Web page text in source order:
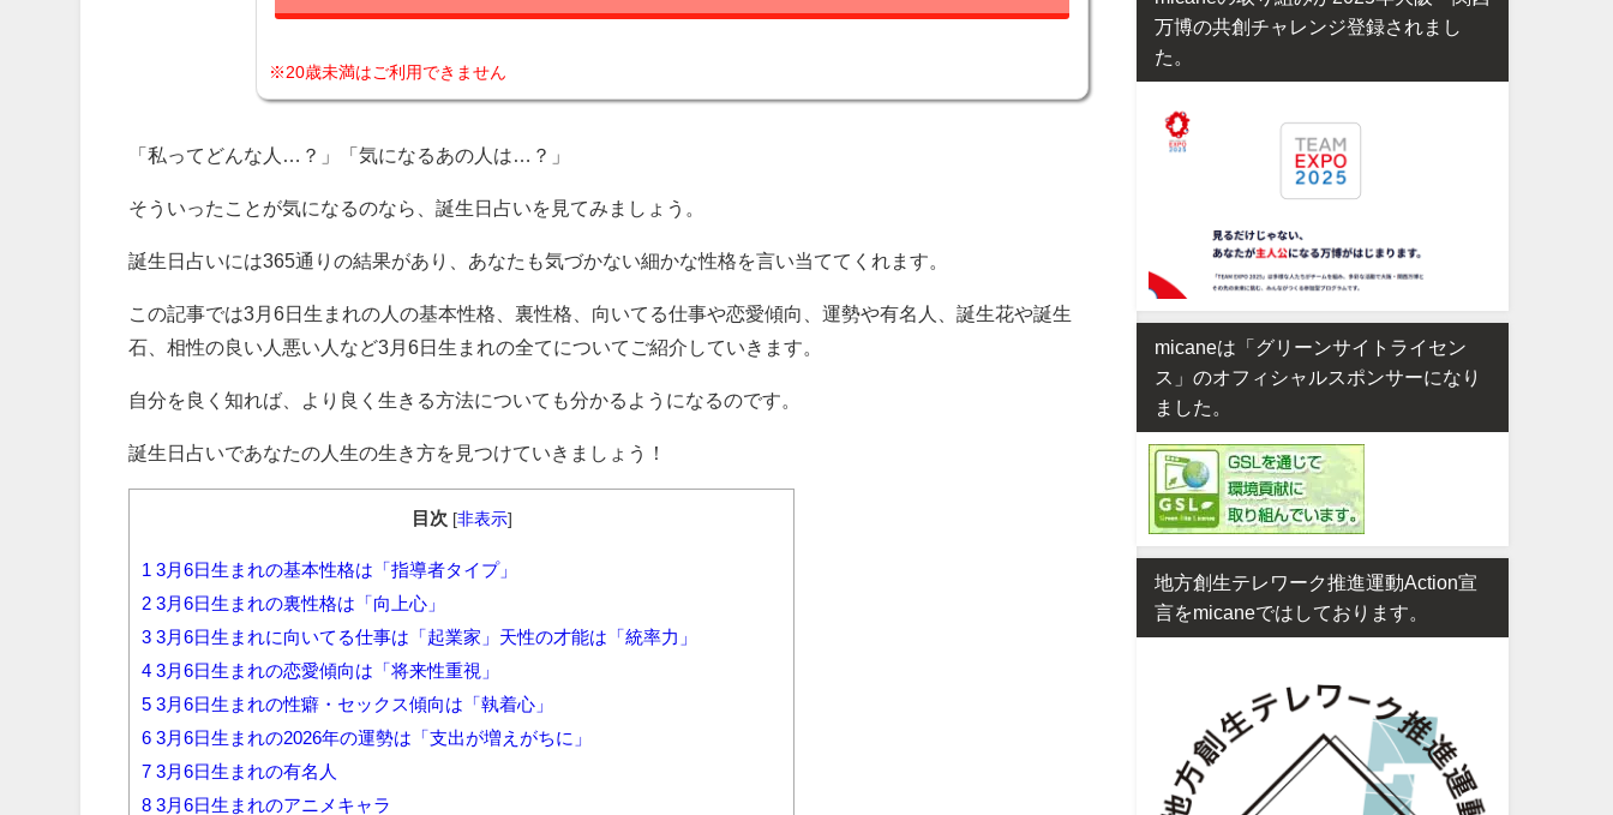
※20歳未満はご利用できません
「私ってどんな人…？」「気になるあの人は…？」
そういったことが気になるのなら、誕生日占いを見てみましょう。
誕生日占いには365通りの結果があり、あなたも気づかない細かな性格を言い当ててくれます。
この記事では3月6日生まれの人の基本性格、裏性格、向いてる仕事や恋愛傾向、運勢や有名人、誕生花や誕生
石、相性の良い人悪い人など3月6日生まれの全てについてご紹介していきます。
自分を良く知れば、より良く生きる方法についても分かるようになるのです。
誕生日占いであなたの人生の生き方を見つけていきましょう！
目次 [非表示]
1 3月6日生まれの基本性格は「指導者タイプ」
2 3月6日生まれの裏性格は「向上心」
3 3月6日生まれに向いてる仕事は「起業家」天性の才能は「統率力」
4 3月6日生まれの恋愛傾向は「将来性重視」
5 3月6日生まれの性癖・セックス傾向は「執着心」
6 3月6日生まれの2026年の運勢は「支出が増えがちに」
7 3月6日生まれの有名人
8 3月6日生まれのアニメキャラ
万博の共創チャレンジ登録されまし
た。
micaneは「グリーンサイトライセン
ス」のオフィシャルスポンサーになり
ました。
地方創生テレワーク推進運動Action宣
言をmicaneではしております。